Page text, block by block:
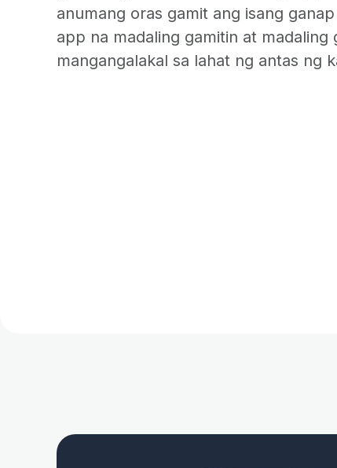
anumang oras gamit ang isang
app na madaling gamitin at madaling
mangangalakal sa lahat ng antas ng